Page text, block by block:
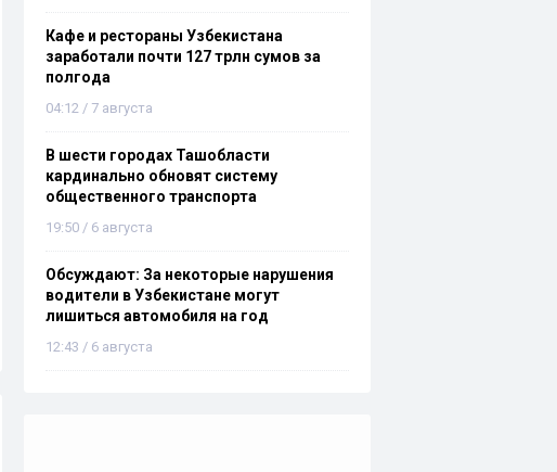
Кафе и рестораны Узбекистана
заработали почти 127 трлн сумов за
полгода
04:12 / 7 августа
В шести городах Ташобласти
кардинально обновят систему
общественного транспорта
19:50 / 6 августа
Обсуждают: За некоторые нарушения
водители в Узбекистане могут
лишиться автомобиля на год
12:43 / 6 августа